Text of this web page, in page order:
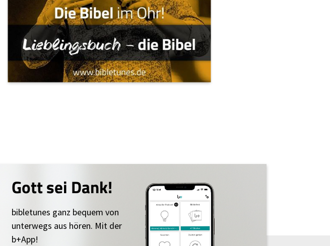
Gott sei Dank!
bibletunes ganz bequem von
unterwegs aus hören. Mit der
b+App!